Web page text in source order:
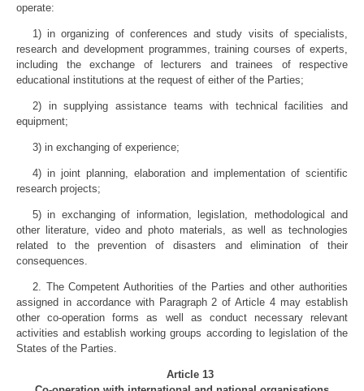
operate:
1) in organizing of conferences and study visits of specialists,
research and development programmes, training courses of experts,
including the exchange of lecturers and trainees of respective
educational institutions at the request of either of the Parties;
2) in supplying assistance teams with technical facilities and
equipment;
3) in exchanging of experience;
4) in joint planning, elaboration and implementation of scientific
research projects;
5) in exchanging of information, legislation, methodological and
other literature, video and photo materials, as well as technologies
related to the prevention of disasters and elimination of their
consequences.
2. The Competent Authorities of the Parties and other authorities
assigned in accordance with Paragraph 2 of Article 4 may establish
other co-operation forms as well as conduct necessary relevant
activities and establish working groups according to legislation of the
States of the Parties.
Article 13